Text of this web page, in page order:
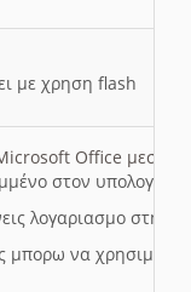
με χρηση flash
Office μεσω
στον
λογαριασμο στη
μπορω να